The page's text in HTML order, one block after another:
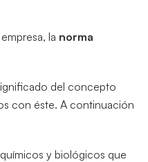
la norma
del concepto
con éste. A continuación
y biológicos que